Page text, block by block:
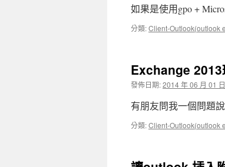
如果是使用gpo +
分類:Client-Outlook(outlook
Exchange
發佈日期:2014 年 06 月 01 日
有朋友問我一個問題
分類:Client-Outlook(outlook